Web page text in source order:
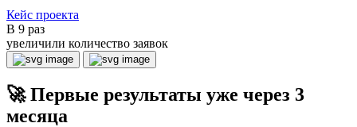
Кейс проекта
В 9 раз
увеличили количество заявок
🚀 Первые результаты уже через 3
месяца